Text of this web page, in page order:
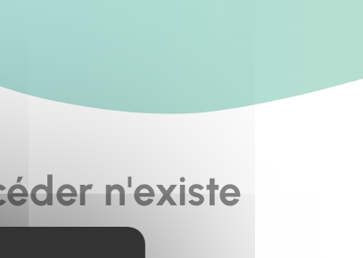
n'existe